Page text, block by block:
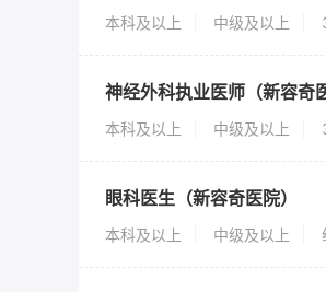
本科及以上 中级及以上
神经外科执业医师（新容奇
本科及以上 中级及以上
眼科医生（新容奇医院）
本科及以上 中级及以上